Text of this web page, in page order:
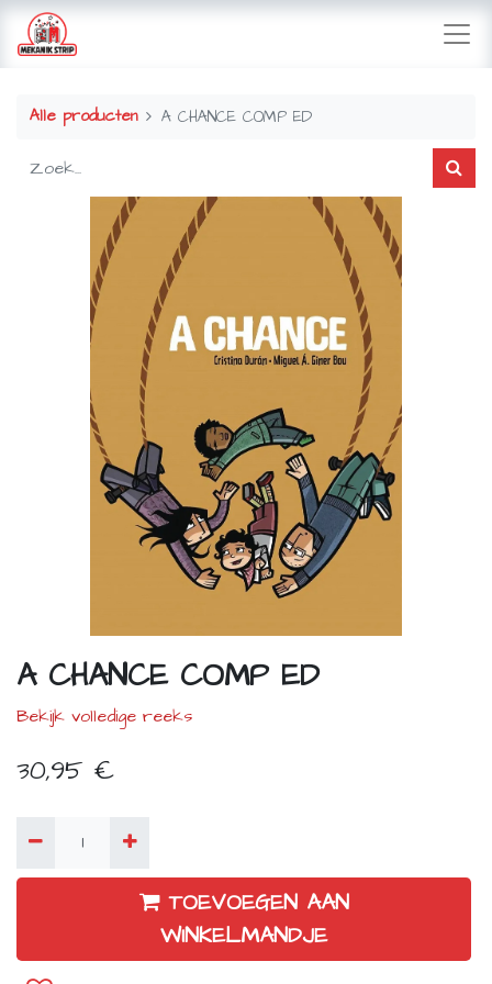
Alle producten A CHANCE COMP ED
A CHANCE COMP ED
Bekijk volledige reeks
30,95 €
TOEVOEGEN AAN
WINKELMANDJE